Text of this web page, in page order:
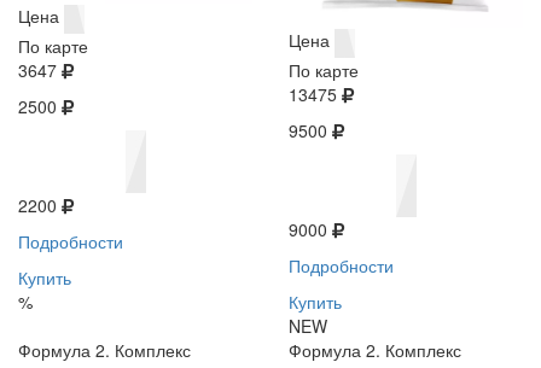
Цена
По карте
3647
2500
2200
Подробности
Купить
%
Цена
По карте
13475
9500
9000
Подробности
Купить
NEW
Формула 2. Комплекс
Формула 2. Комплекс